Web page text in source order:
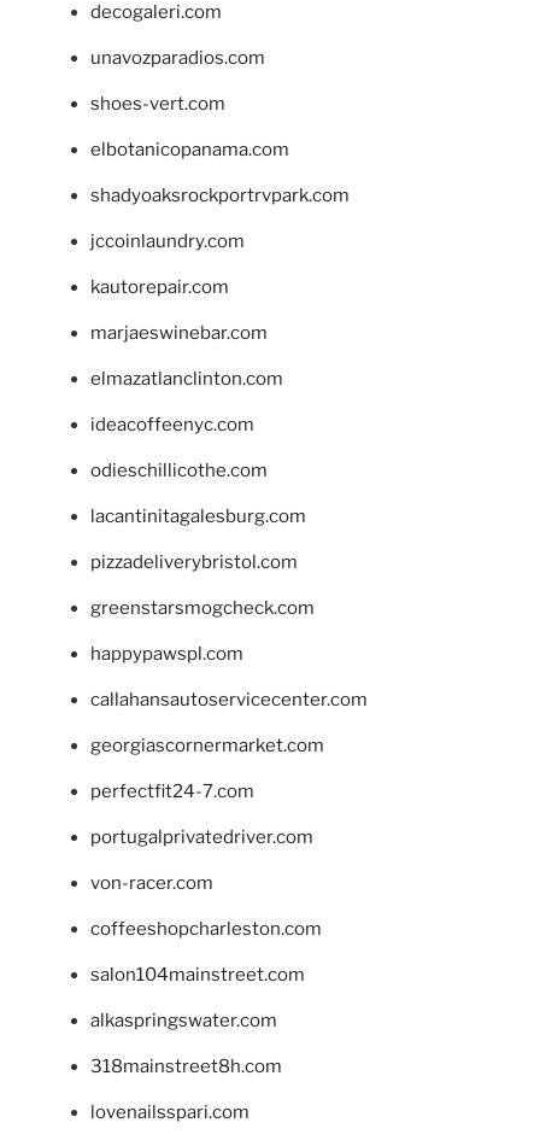
decogaleri.com
unavozparadios.com
shoes-vert.com
elbotanicopanama.com
shadyoaksrockportrvpark.com
jccoinlaundry.com
kautorepair.com
marjaeswinebar.com
elmazatlanclinton.com
ideacoffeenyc.com
odieschillicothe.com
lacantinitagalesburg.com
pizzadeliverybristol.com
greenstarsmogcheck.com
happypawspl.com
callahansautoservicecenter.com
georgiascornermarket.com
perfectfit24-7.com
portugalprivatedriver.com
von-racer.com
coffeeshopcharleston.com
salon104mainstreet.com
alkaspringswater.com
318mainstreet8h.com
lovenailsspari.com